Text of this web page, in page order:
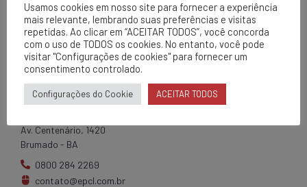
EPCL
Matriz
Av. Centenário, 1420
Brumado - BA
0800 284 2269
contato@epcl.com.br
Usamos cookies em nosso site para fornecer a experiência
mais relevante, lembrando suas preferências e visitas
repetidas. Ao clicar em “ACEITAR TODOS”, você concorda
com o uso de TODOS os cookies. No entanto, você pode
visitar "Configurações de cookies" para fornecer um
consentimento controlado.
Configurações do Cookie ACEITAR TODOS